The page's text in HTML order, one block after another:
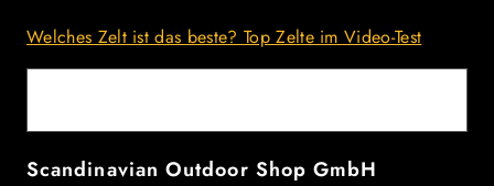
Welches Zelt ist das beste? Top Zelte im Video-Test
Scandinavian Outdoor Shop GmbH